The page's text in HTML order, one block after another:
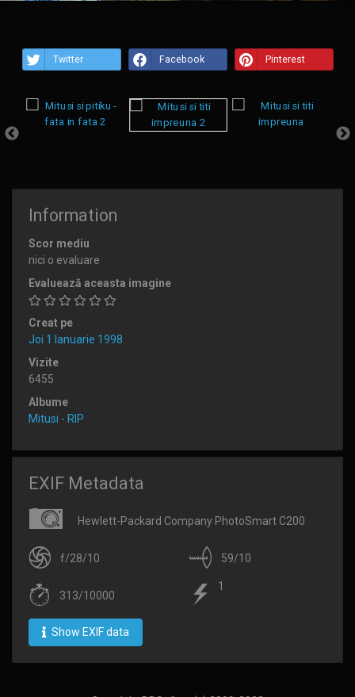
Twitter Facebook Pinterest
Information
Scor mediu
nici o evaluare
Evaluează aceasta imagine
Creat pe
Joi 1 Ianuarie 1998
Vizite
6455
Albume
Mitusi - RIP
EXIF Metadata
Hewlett-Packard Company PhotoSmart C200
f/28/10 59/10
313/10000
1
Show EXIF data